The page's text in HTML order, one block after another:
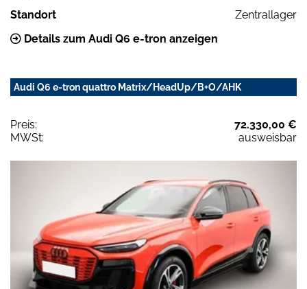
Standort
Zentrallager
Details zum Audi Q6 e-tron anzeigen
Audi Q6 e-tron quattro Matrix/HeadUp/B+O/AHK
Preis:
72.330,00 €
MWSt:
ausweisbar